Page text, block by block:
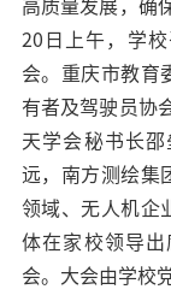
高质量发展，确
20日上午，学
会。重庆市教育
有者及驾驶员协
天学会秘书长
远，南方测绘集
领域、无人机企
体在家校领导
会。大会由学校